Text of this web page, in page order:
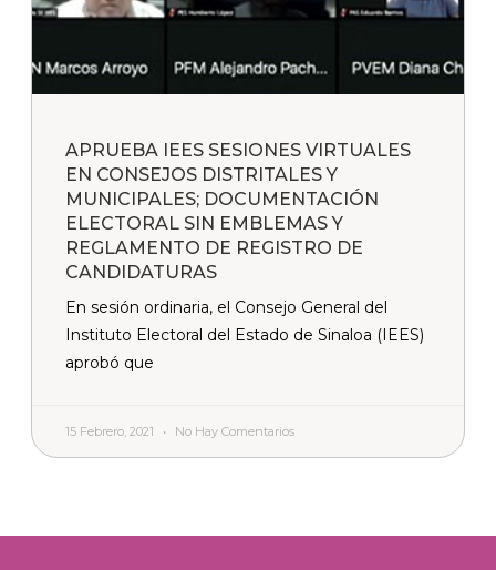
APRUEBA IEES SESIONES VIRTUALES
EN CONSEJOS DISTRITALES Y
MUNICIPALES; DOCUMENTACIÓN
ELECTORAL SIN EMBLEMAS Y
REGLAMENTO DE REGISTRO DE
CANDIDATURAS
En sesión ordinaria, el Consejo General del
Instituto Electoral del Estado de Sinaloa (IEES)
aprobó que
15 Febrero, 2021 No Hay Comentarios